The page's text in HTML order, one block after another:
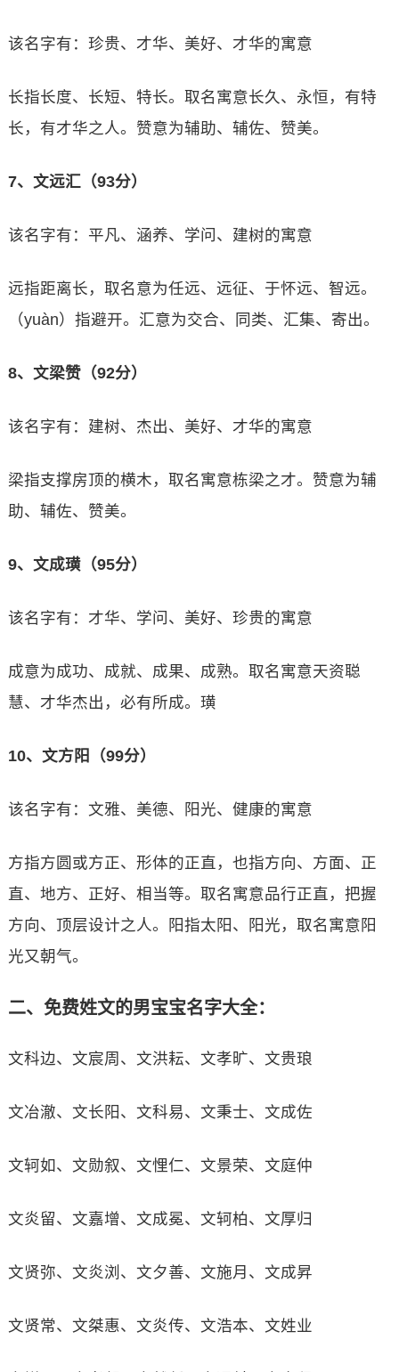
该名字有：珍贵、才华、美好、才华的寓意
长指长度、长短、特长。取名寓意长久、永恒，有特
长，有才华之人。赞意为辅助、辅佐、赞美。
7、文远汇（93分）
该名字有：平凡、涵养、学问、建树的寓意
远指距离长，取名意为任远、远征、于怀远、智远。
（yuàn）指避开。汇意为交合、同类、汇集、寄出。
8、文梁赞（92分）
该名字有：建树、杰出、美好、才华的寓意
梁指支撑房顶的横木，取名寓意栋梁之才。赞意为辅
助、辅佐、赞美。
9、文成璜（95分）
该名字有：才华、学问、美好、珍贵的寓意
成意为成功、成就、成果、成熟。取名寓意天资聪
慧、才华杰出，必有所成。璜
10、文方阳（99分）
该名字有：文雅、美德、阳光、健康的寓意
方指方圆或方正、形体的正直，也指方向、方面、正
直、地方、正好、相当等。取名寓意品行正直，把握
方向、顶层设计之人。阳指太阳、阳光，取名寓意阳
光又朝气。
二、免费姓文的男宝宝名字大全：
文科边、文宸周、文洪耘、文孝旷、文贵琅
文冶澈、文长阳、文科易、文秉士、文成佐
文轲如、文勋叙、文悝仁、文景荣、文庭仲
文炎留、文嘉增、文成冕、文轲柏、文厚归
文贤弥、文炎浏、文夕善、文施月、文成昇
文贤常、文桀惠、文炎传、文浩本、文姓业